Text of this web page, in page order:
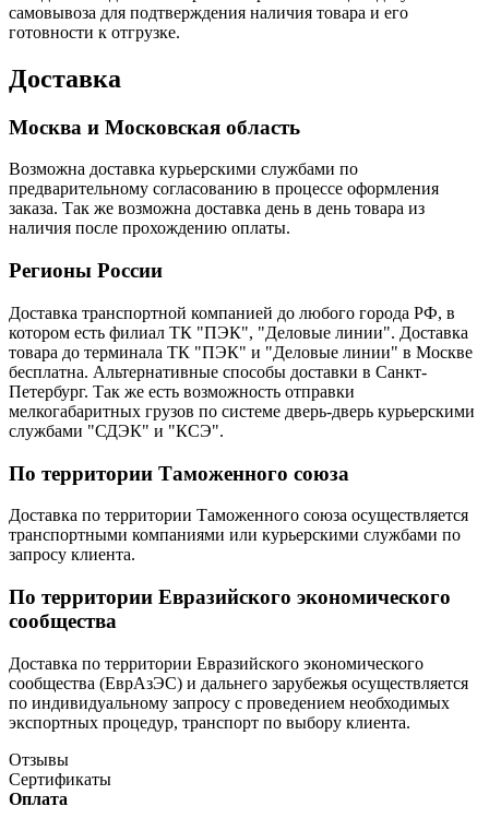
самовывоза для подтверждения наличия товара и его
готовности к отгрузке.
Доставка
Москва и Московская область
Возможна доставка курьерскими службами по
предварительному согласованию в процессе оформления
заказа. Так же возможна доставка день в день товара из
наличия после прохождению оплаты.
Регионы России
Доставка транспортной компанией до любого города РФ, в
котором есть филиал ТК "ПЭК", "Деловые линии". Доставка
товара до терминала ТК "ПЭК" и "Деловые линии" в Москве
бесплатна. Альтернативные способы доставки в Санкт-
Петербург. Так же есть возможность отправки
мелкогабаритных грузов по системе дверь-дверь курьерскими
службами "СДЭК" и "КСЭ".
По территории Таможенного союза
Доставка по территории Таможенного союза осуществляется
транспортными компаниями или курьерскими службами по
запросу клиента.
По территории Евразийского экономического
сообщества
Доставка по территории Евразийского экономического
сообщества (ЕврАзЭС) и дальнего зарубежья осуществляется
по индивидуальному запросу с проведением необходимых
экспортных процедур, транспорт по выбору клиента.
Отзывы
Сертификаты
Оплата